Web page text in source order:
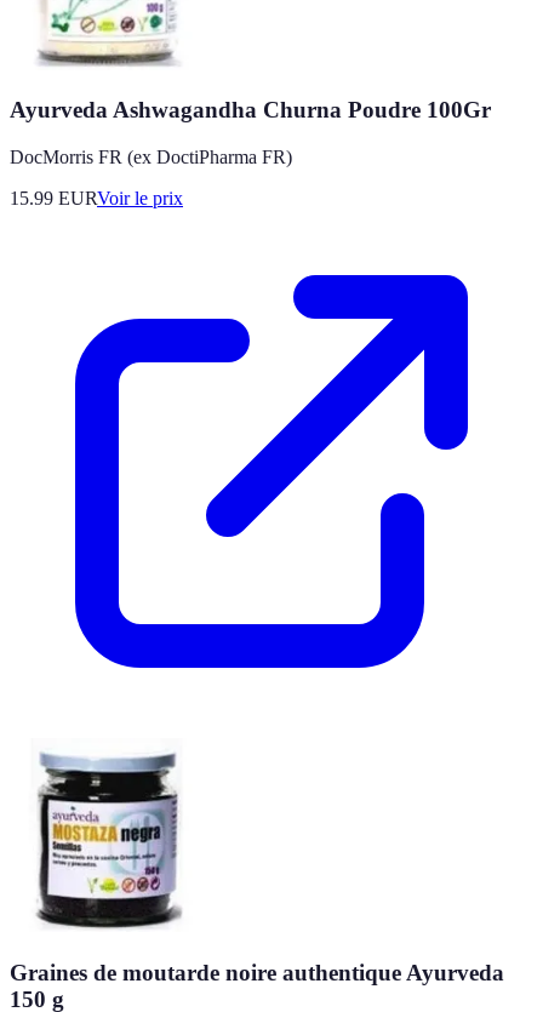
Ayurveda Ashwagandha Churna Poudre 100Gr
DocMorris FR (ex DoctiPharma FR)
15.99 EURVoir le prix
Graines de moutarde noire authentique Ayurveda
150 g